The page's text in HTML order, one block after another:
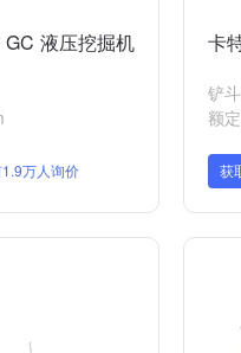
液压挖掘机
万人询价
卡
铲
额
获